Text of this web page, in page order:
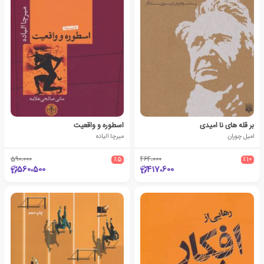
بر قله های نا امیدی
امیل چوران
٪10 464،000
417،600
اسطوره و واقعیت
میرچا الیاده
٪5 590،000
560،500